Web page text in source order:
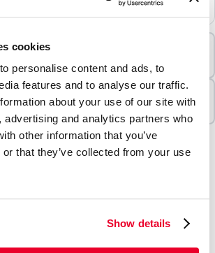
cookies
personalise content and ads, to
features and to analyse our traffic.
about your use of our site with
advertising and analytics partners who
other information that you’ve
that they’ve collected from your use
Show details
NOK 348,70
et tillegg på 6 % vil bli lagt til i kassen
situasjonen i Midtøsten.
EPS, med gode
Egnet for kjøletransport av
legemidler og blodprodukter. Kan